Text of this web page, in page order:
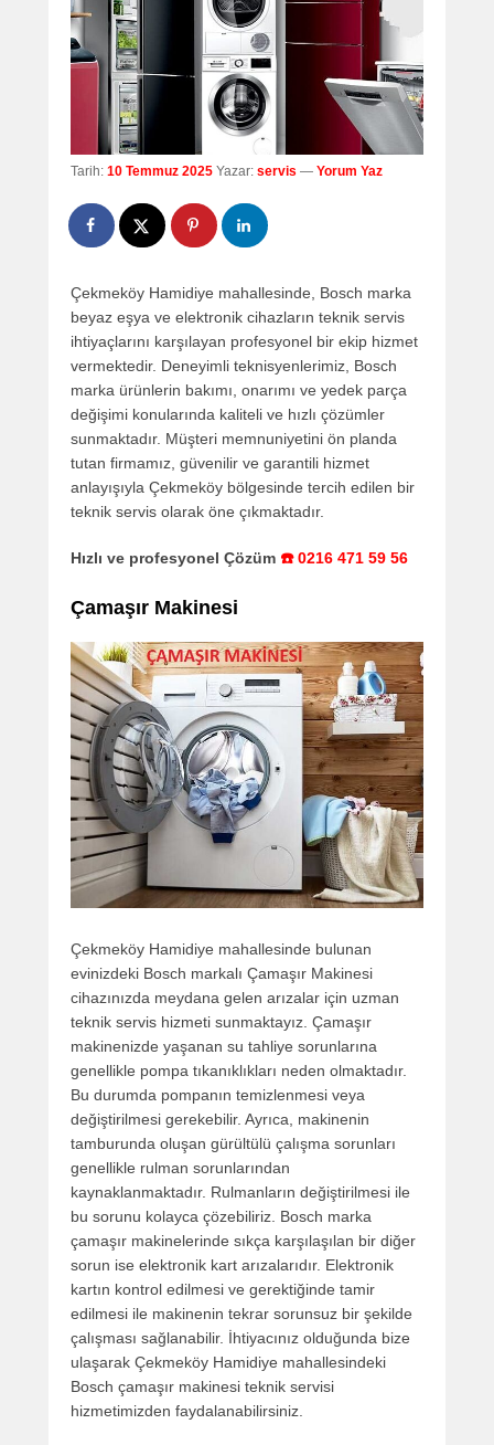
Tarih: 10 Temmuz 2025 Yazar: servis — Yorum Yaz
Çekmeköy Hamidiye mahallesinde, Bosch marka
beyaz eşya ve elektronik cihazların teknik servis
ihtiyaçlarını karşılayan profesyonel bir ekip hizmet
vermektedir. Deneyimli teknisyenlerimiz, Bosch
marka ürünlerin bakımı, onarımı ve yedek parça
değişimi konularında kaliteli ve hızlı çözümler
sunmaktadır. Müşteri memnuniyetini ön planda
tutan firmamız, güvenilir ve garantili hizmet
anlayışıyla Çekmeköy bölgesinde tercih edilen bir
teknik servis olarak öne çıkmaktadır.
Hızlı ve profesyonel Çözüm ☎️ 0216 471 59 56
Çamaşır Makinesi
Çekmeköy Hamidiye mahallesinde bulunan
evinizdeki Bosch markalı Çamaşır Makinesi
cihazınızda meydana gelen arızalar için uzman
teknik servis hizmeti sunmaktayız. Çamaşır
makinenizde yaşanan su tahliye sorunlarına
genellikle pompa tıkanıklıkları neden olmaktadır.
Bu durumda pompanın temizlenmesi veya
değiştirilmesi gerekebilir. Ayrıca, makinenin
tamburunda oluşan gürültülü çalışma sorunları
genellikle rulman sorunlarından
kaynaklanmaktadır. Rulmanların değiştirilmesi ile
bu sorunu kolayca çözebiliriz. Bosch marka
çamaşır makinelerinde sıkça karşılaşılan bir diğer
sorun ise elektronik kart arızalarıdır. Elektronik
kartın kontrol edilmesi ve gerektiğinde tamir
edilmesi ile makinenin tekrar sorunsuz bir şekilde
çalışması sağlanabilir. İhtiyacınız olduğunda bize
ulaşarak Çekmeköy Hamidiye mahallesindeki
Bosch çamaşır makinesi teknik servisi
hizmetimizden faydalanabilirsiniz.